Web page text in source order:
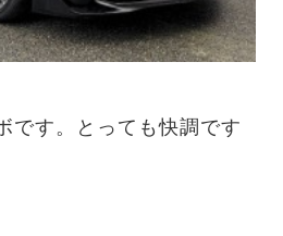
です。とっても快調です